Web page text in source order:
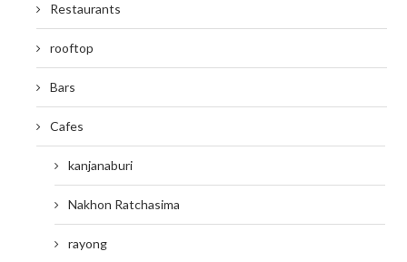
Restaurants
rooftop
Bars
Cafes
kanjanaburi
Nakhon Ratchasima
rayong